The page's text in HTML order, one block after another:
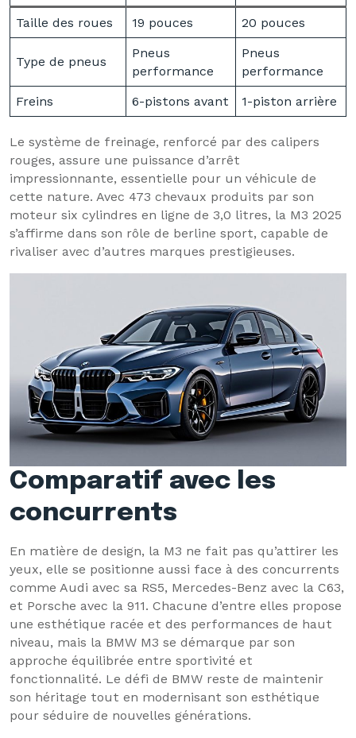
Taille des roues 19 pouces 20 pouces
Type de pneus
Pneus
performance
Pneus
performance
Freins
6-pistons avant 1-piston arrière
Le système de freinage, renforcé par des calipers
rouges, assure une puissance d’arrêt
impressionnante, essentielle pour un véhicule de
cette nature. Avec 473 chevaux produits par son
moteur six cylindres en ligne de 3,0 litres, la M3 2025
s’affirme dans son rôle de berline sport, capable de
rivaliser avec d’autres marques prestigieuses.
Comparatif avec les
concurrents
En matière de design, la M3 ne fait pas qu’attirer les
yeux, elle se positionne aussi face à des concurrents
comme Audi avec sa RS5, Mercedes-Benz avec la C63,
et Porsche avec la 911. Chacune d’entre elles propose
une esthétique racée et des performances de haut
niveau, mais la BMW M3 se démarque par son
approche équilibrée entre sportivité et
fonctionnalité. Le défi de BMW reste de maintenir
son héritage tout en modernisant son esthétique
pour séduire de nouvelles générations.